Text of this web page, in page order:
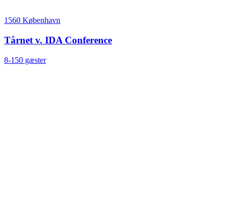
1560 København
Tårnet v. IDA Conference
8-150 gæster